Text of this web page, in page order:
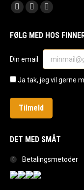
Find us on:
Facebook
opens
new
window
Instagram
opens
new
window
Mail
opens
in
new
window
FØLG MED HOS
Din email
Ja tak, jeg vil gerne
DET MED SMÅT
Betalingsmetoder